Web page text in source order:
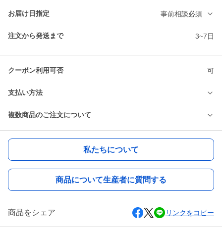
お届け日指定 事前相談必須
注文から発送まで 3~7日
クーポン利用可否 可
支払い方法
複数商品のご注文について
私たちについて
商品について生産者に質問する
商品をシェア リンクをコピー